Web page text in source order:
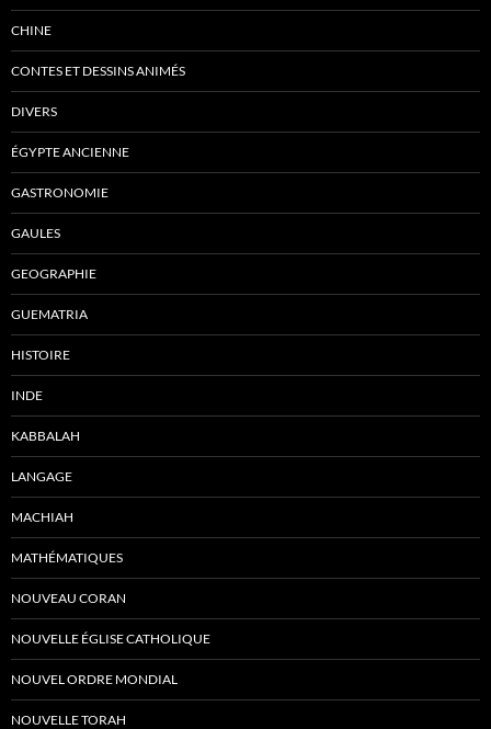
CHINE
CONTES ET DESSINS ANIMÉS
DIVERS
ÉGYPTE ANCIENNE
GASTRONOMIE
GAULES
GEOGRAPHIE
GUEMATRIA
HISTOIRE
INDE
KABBALAH
LANGAGE
MACHIAH
MATHÉMATIQUES
NOUVEAU CORAN
NOUVELLE ÉGLISE CATHOLIQUE
NOUVEL ORDRE MONDIAL
NOUVELLE TORAH